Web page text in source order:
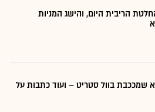
הריבית היום, והישג המניות
שמככבת בוול סטריט – ועוד כתבות על